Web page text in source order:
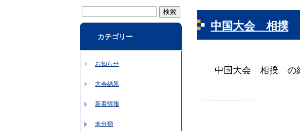
カテゴリー
お知らせ
大会結果
新着情報
未分類
中国大会 相撲
中国大会 相撲 の結